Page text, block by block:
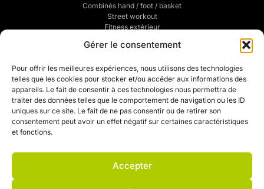
Gérer le consentement
Pour offrir les meilleures expériences, nous utilisons des technologies
telles que les cookies pour stocker et/ou accéder aux informations des
appareils. Le fait de consentir à ces technologies nous permettra de
traiter des données telles que le comportement de navigation ou les ID
uniques sur ce site. Le fait de ne pas consentir ou de retirer son
consentement peut avoir un effet négatif sur certaines caractéristiques
et fonctions.
Accepter
Combinés hand / foot / basket
Street workout
Fitness extérieur
Traçage de terrains de sports
Mentions légales
Politique de confidentialité
CGV
Mon compte
Mon devis